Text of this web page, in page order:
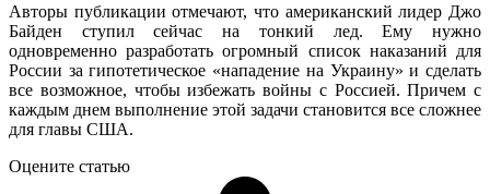
Авторы публикации отмечают, что американский лидер Джо
Байден ступил сейчас на тонкий лед. Ему нужно
одновременно разработать огромный список наказаний для
России за гипотетическое «нападение на Украину» и сделать
все возможное, чтобы избежать войны с Россией. Причем с
каждым днем выполнение этой задачи становится все сложнее
для главы США.
Оцените статью